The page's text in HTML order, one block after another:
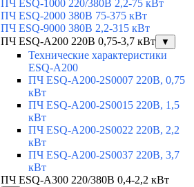
ПЧ ESQ-1000 220/380В 2,2-75 кВт
ПЧ ESQ-2000 380В 75-375 кВт
ПЧ ESQ-9000 380В 2,2-315 кВт
ПЧ ESQ-A200 220В 0,75-3,7 кВт
▼
Технические характеристики
ESQ-A200
ПЧ ESQ-A200-2S0007 220В, 0,75
кВт
ПЧ ESQ-A200-2S0015 220В, 1,5
кВт
ПЧ ESQ-A200-2S0022 220В, 2,2
кВт
ПЧ ESQ-A200-2S0037 220В, 3,7
кВт
ПЧ ESQ-A300 220/380В 0,4-2,2 кВт